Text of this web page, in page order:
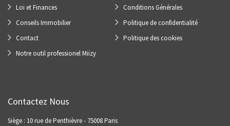
Loi et Finances
Conseils Immobilier
Contact
Notre outil professionel Miizy
Conditions Générales
Politique de confidentialité
Politique des cookies
Contactez Nous
Siège : 10 rue de Penthièvre - 75008 Paris